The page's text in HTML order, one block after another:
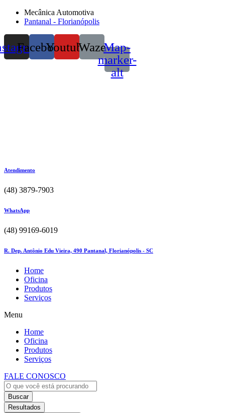
Mecânica Automotiva
Pantanal - Florianópolis
FacebookYoutubeWazeMap-
marker-
alt
Atendimento
(48) 3879-7903
WhatsApp
(48) 99169-6019
R. Dep. Antônio Edu Vieira, 490 Pantanal, Florianópolis - SC
Home
Oficina
Produtos
Serviços
Menu
Home
Oficina
Produtos
Serviços
FALE CONOSCO
Buscar
Resultados